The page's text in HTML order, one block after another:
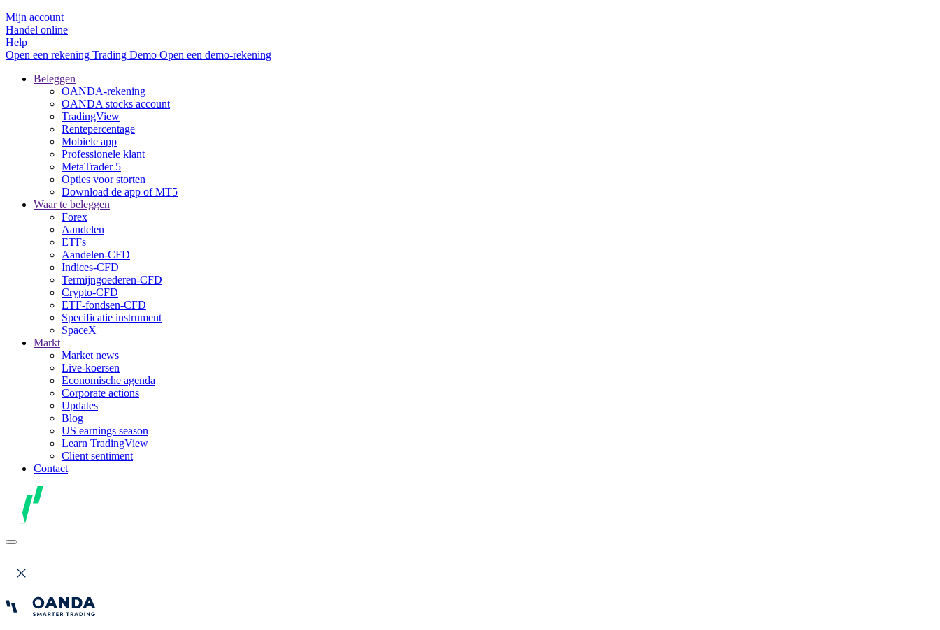
Mijn account
Handel online
Help
Open een rekening Trading Demo Open een demo-rekening
Beleggen
OANDA-rekening
OANDA stocks account
TradingView
Rentepercentage
Mobiele app
Professionele klant
MetaTrader 5
Opties voor storten
Download de app of MT5
Waar te beleggen
Forex
Aandelen
ETFs
Aandelen-CFD
Indices-CFD
Termijngoederen-CFD
Crypto-CFD
ETF-fondsen-CFD
Specificatie instrument
SpaceX
Markt
Market news
Live-koersen
Economische agenda
Corporate actions
Updates
Blog
US earnings season
Learn TradingView
Client sentiment
Contact